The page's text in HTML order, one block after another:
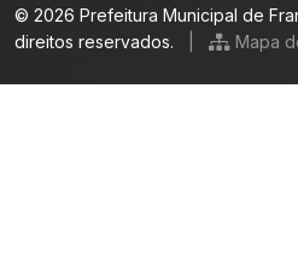
© 2026 Prefeitura Municipal de
direitos reservados.
Mapa